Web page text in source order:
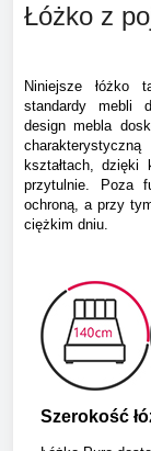
Łóżko z
Niniejsze łóżko
standardy mebli
design mebla
kształtach, dzięki
przytulnie. Poza
ochroną, a przy
ciężkim dniu.
Szerokość